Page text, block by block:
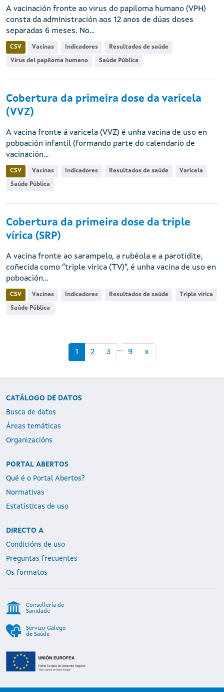
A vacinación fronte ao virus do papiloma humano (VPH)
consta da administración aos 12 anos de dúas doses
separadas 6 meses. No...
CSV Vacinas Indicadores Resultados de saúde
Virus del papiloma humano Saúde Pública
Cobertura da primeira dose da varicela
(VVZ)
A vacina fronte á varicela (VVZ) é unha vacina de uso en
poboación infantil (formando parte do calendario de
vacinación...
CSV Vacinas Indicadores Resultados de saúde Varicela
Saúde Pública
Cobertura da primeira dose da triple
vírica (SRP)
A vacina fronte ao sarampelo, a rubéola e a parotidite,
coñecida como “triple vírica (TV)”, é unha vacina de uso en
poboación...
CSV Vacinas Indicadores Resultados de saúde Triple vírica
Saúde Pública
1 2 3 ... 9 »
CATÁLOGO DE DATOS
Busca de datos
Áreas temáticas
Organizacións
PORTAL ABERTOS
Qué é o Portal Abertos?
Normativas
Estatísticas de uso
DIRECTO A
Condicións de uso
Preguntas frecuentes
Os formatos
Consellería de
Sanidade
Servizo Galego
de Saúde